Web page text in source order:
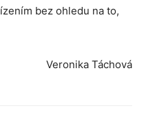
bez ohledu na to,
Veronika Táchová